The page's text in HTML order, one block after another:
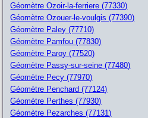
Géomètre Ozoir-la-ferriere (77330)
Géomètre Ozouer-le-voulgis (77390)
Géomètre Paley (77710)
Géomètre Pamfou (77830)
Géomètre Paroy (77520)
Géomètre Passy-sur-seine (77480)
Géomètre Pecy (77970)
Géomètre Penchard (77124)
Géomètre Perthes (77930)
Géomètre Pezarches (77131)